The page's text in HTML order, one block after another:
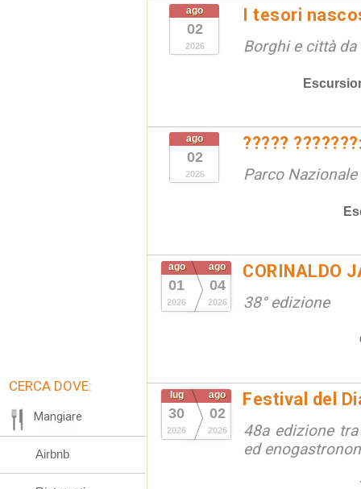
ago
02
2026
I tesori
Borghi e città
ago
02
2026
?????
Parco
ago
01
2026
ago
04
2026
CORINALDO
38° edizione
lug
30
2026
ago
02
2026
Festival del
48a edizione
ed
CERCA DOVE:
Mangiare
Airbnb